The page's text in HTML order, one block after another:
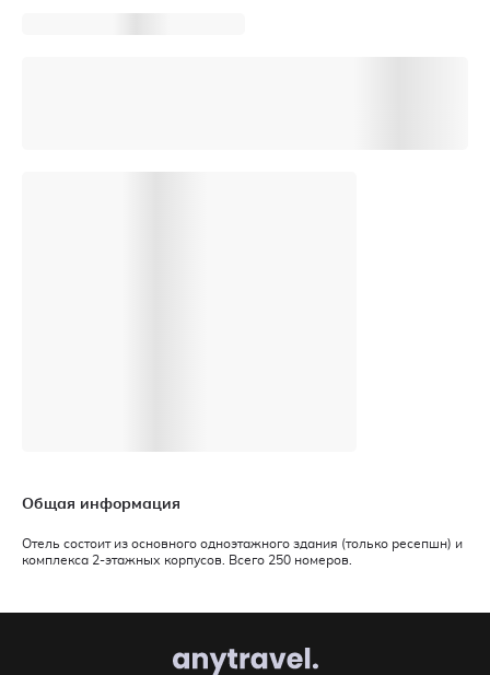
Общая информация
Отель состоит из основного одноэтажного здания (только ресепшн) и
комплекса 2-этажных корпусов. Всего 250 номеров.